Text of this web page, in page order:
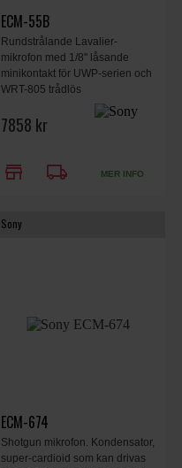
ECM-55B
Rundstrålande Lavalier-
mikrofon med 1/8" låsande
minikontakt för UWP-serien och
WRT-805 trådlös
7858 kr
store local_shipping MER INFO
Sony
ECM-674
Shotgun mikrofon. Kondensator,
super-cardioid som kan drivas